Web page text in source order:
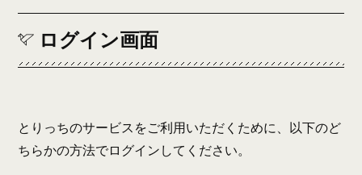
ログイン画面
とりっちのサービスをご利用いただくために、以下のど
ちらかの方法でログインしてください。